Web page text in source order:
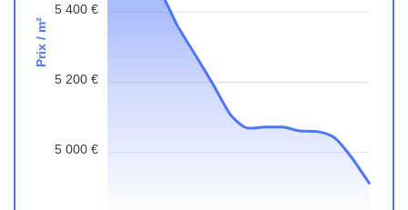
5 400 €
5 200 €
5 000 €
Prix / m²